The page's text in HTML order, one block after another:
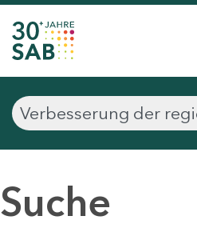
Suche